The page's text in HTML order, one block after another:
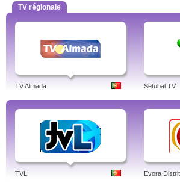
TV régionale
TV Almada Setubal TV
TVL Evora